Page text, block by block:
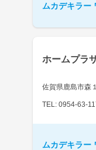
ムカデキラー
ホームプラ
佐賀県鹿島市森
TEL: 0954-63-
ムカデキラー